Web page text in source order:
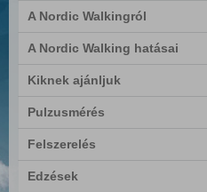
A Nordic Walkingról
A Nordic Walking hatásai
Kiknek ajánljuk
Pulzusmérés
Felszerelés
Edzések